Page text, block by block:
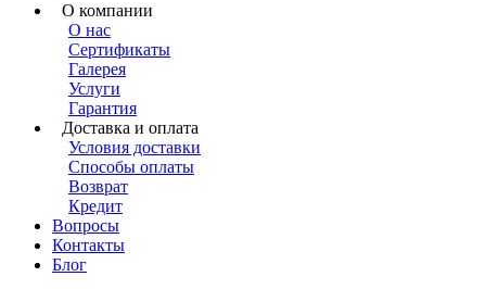
О компании
О нас
Сертификаты
Галерея
Услуги
Гарантия
Доставка и оплата
Условия доставки
Способы оплаты
Возврат
Кредит
Вопросы
Контакты
Блог